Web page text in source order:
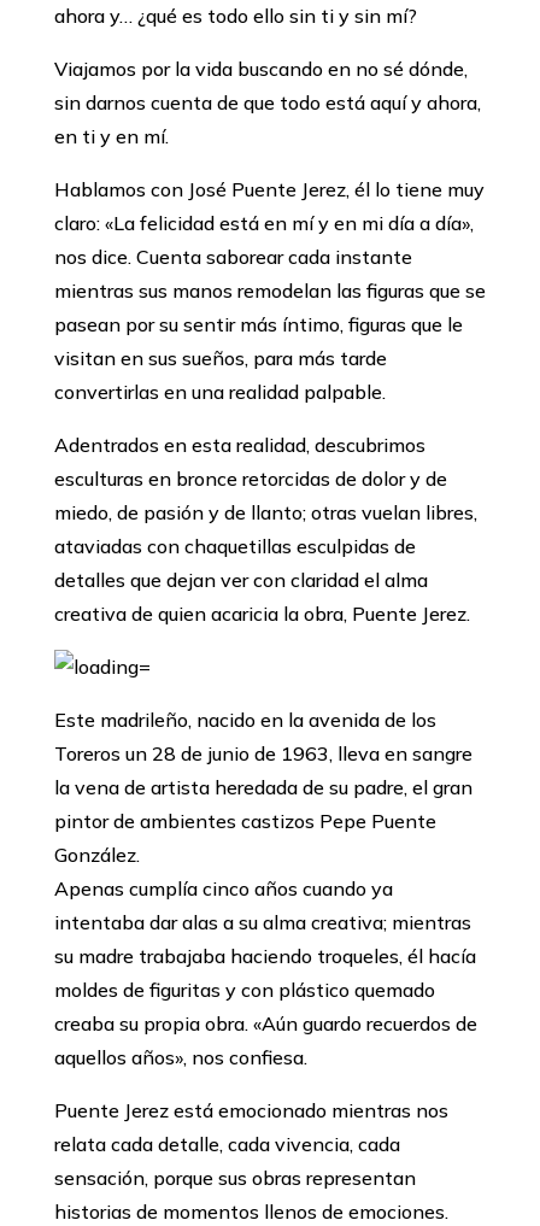
ahora y… ¿qué es todo ello sin ti y sin mí?
Viajamos por la vida buscando en no sé dónde,
sin darnos cuenta de que todo está aquí y ahora,
en ti y en mí.
Hablamos con José Puente Jerez, él lo tiene muy
claro: «La felicidad está en mí y en mi día a día»,
nos dice. Cuenta saborear cada instante
mientras sus manos remodelan las figuras que se
pasean por su sentir más íntimo, figuras que le
visitan en sus sueños, para más tarde
convertirlas en una realidad palpable.
Adentrados en esta realidad, descubrimos
esculturas en bronce retorcidas de dolor y de
miedo, de pasión y de llanto; otras vuelan libres,
ataviadas con chaquetillas esculpidas de
detalles que dejan ver con claridad el alma
creativa de quien acaricia la obra, Puente Jerez.
Este madrileño, nacido en la avenida de los
Toreros un 28 de junio de 1963, lleva en sangre
la vena de artista heredada de su padre, el gran
pintor de ambientes castizos Pepe Puente
González.
Apenas cumplía cinco años cuando ya
intentaba dar alas a su alma creativa; mientras
su madre trabajaba haciendo troqueles, él hacía
moldes de figuritas y con plástico quemado
creaba su propia obra. «Aún guardo recuerdos de
aquellos años», nos confiesa.
Puente Jerez está emocionado mientras nos
relata cada detalle, cada vivencia, cada
sensación, porque sus obras representan
historias de momentos llenos de emociones.